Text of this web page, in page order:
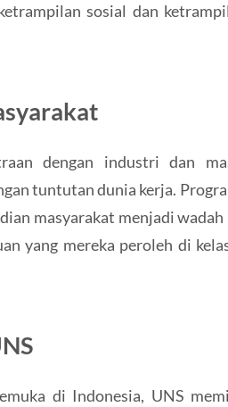
sosial dan
dengan industri dan
tuntutan dunia kerja.
masyarakat menjadi wadah
yang mereka peroleh di
di Indonesia, UNS